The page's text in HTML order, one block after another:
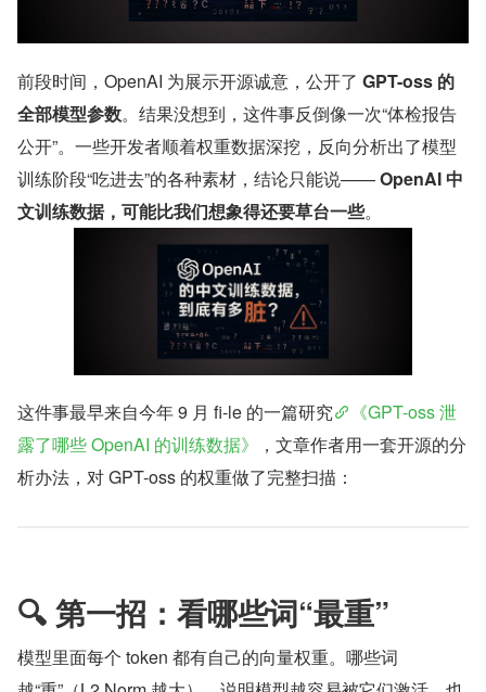
前段时间，OpenAI 为展示开源诚意，公开了 GPT-oss 的
全部模型参数。结果没想到，这件事反倒像一次“体检报告
公开”。一些开发者顺着权重数据深挖，反向分析出了模型
训练阶段“吃进去”的各种素材，结论只能说—— OpenAI 中
文训练数据，可能比我们想象得还要草台一些。
这件事最早来自今年 9 月 fi-le 的一篇研究
《GPT-oss 泄
露了哪些 OpenAI 的训练数据》
，文章作者用一套开源的分
析办法，对 GPT-oss 的权重做了完整扫描：
🔍 第一招：看哪些词“最重”
模型里面每个 token 都有自己的向量权重。哪些词